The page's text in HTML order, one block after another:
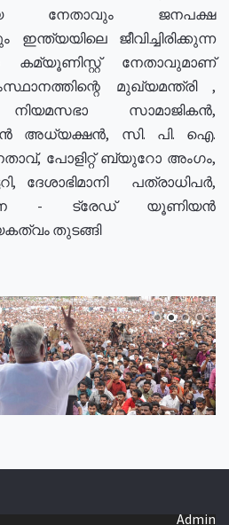
നേതാവും ജനപക്ഷ
ജീവിച്ചിരിക്കുന്ന
കമ്യൂണിസ്റ്റ് നേതാവുമാണ്
മുഖ്യമന്ത്രി ,
നിയമസഭാ സാമാജികൻ,
അധ്യക്ഷൻ, സി. പി. ഐ.
പോളിറ്റ് ബ്യുറോ അംഗം,
ദേശാഭിമാനി പത്രാധിപർ,
- ട്രേഡ് യൂണിയൻ
തുടങ്ങി
Admin